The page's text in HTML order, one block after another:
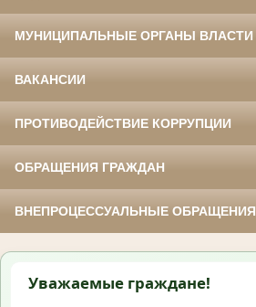
МУНИЦИПАЛЬНЫЕ ОРГАНЫ ВЛАСТИ
ВАКАНСИИ
ПРОТИВОДЕЙСТВИЕ КОРРУПЦИИ
ОБРАЩЕНИЯ ГРАЖДАН
ВНЕПРОЦЕССУАЛЬНЫЕ ОБРАЩЕНИЯ
Уважаемые граждане!